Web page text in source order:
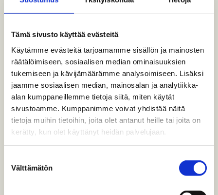
Tämä sivusto käyttää evästeitä
Käytämme evästeitä tarjoamamme sisällön ja mainosten
räätälöimiseen, sosiaalisen median ominaisuuksien
tukemiseen ja kävijämäärämme analysoimiseen. Lisäksi
jaamme sosiaalisen median, mainosalan ja analytiikka-
alan kumppaneillemme tietoja siitä, miten käytät
sivustoamme. Kumppanimme voivat yhdistää näitä
tietoja muihin tietoihin, joita olet antanut heille tai joita on
kerätty, kun olet käyttänyt heidän palvelujaan.
valinta
Välttämätön
Ratainfraa
Väylävirasto ja Suomen Rautatiemuseo ovat
toteuttaneet yhteistyössä ratarakenteista ja